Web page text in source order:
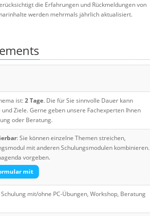
die Erfahrungen und Rückmeldungen von
werden mehrmals jährlich aktualisiert.
ist:2 Tage. Die für Sie sinnvolle Dauer kann
Ziele. Gerne geben unsere Fachexperten Ihnen
oder Beratung.
: Sie können einzelne Themen streichen,
mit anderen Schulungsmodulen kombinieren.
vorgeben.
mit
Schulung mit/ohne PC-Übungen, Workshop, Beratung